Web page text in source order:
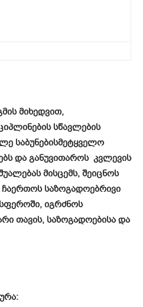
მიხედვით,
სწავლების
საბუნებისმეტყველო
და განუვითაროს კვლევის
მისცემს, შეიცნოს
საზოგადოებრივი
სფეროში, იგრძნოს
თავის, საზოგადოებისა და